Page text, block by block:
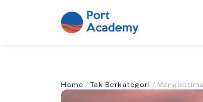
Home / Tak Berkategori /